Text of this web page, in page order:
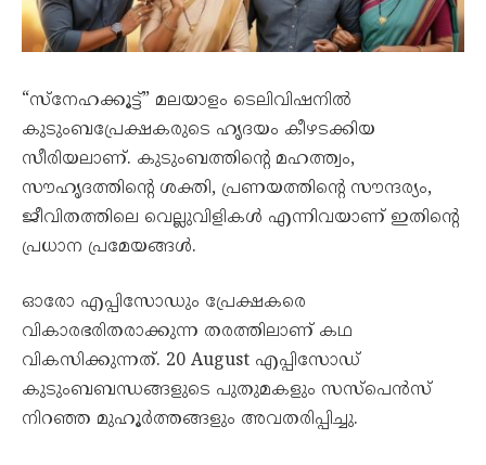
“സ്നേഹക്കൂട്ട്” മലയാളം ടെലിവിഷനിൽ
കുടുംബപ്രേക്ഷകരുടെ ഹൃദയം കീഴടക്കിയ
സീരിയലാണ്. കുടുംബത്തിന്റെ മഹത്ത്വം,
സൗഹൃദത്തിന്റെ ശക്തി, പ്രണയത്തിന്റെ സൗന്ദര്യം,
ജീവിതത്തിലെ വെല്ലുവിളികൾ എന്നിവയാണ് ഇതിന്റെ
പ്രധാന പ്രമേയങ്ങൾ.
ഓരോ എപ്പിസോഡും പ്രേക്ഷകരെ
വികാരഭരിതരാക്കുന്ന തരത്തിലാണ് കഥ
വികസിക്കുന്നത്. 20 August എപ്പിസോഡ്
കുടുംബബന്ധങ്ങളുടെ പുതുമകളും സസ്പെൻസ്
നിറഞ്ഞ മുഹൂർത്തങ്ങളും അവതരിപ്പിച്ചു.